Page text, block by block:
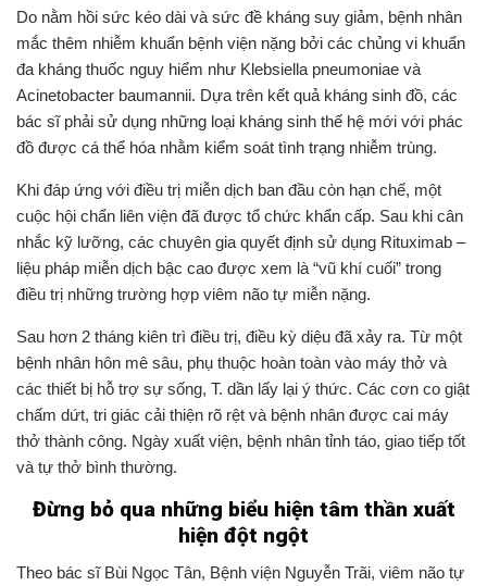
Do nằm hồi sức kéo dài và sức đề kháng suy giảm, bệnh nhân
mắc thêm nhiễm khuẩn bệnh viện nặng bởi các chủng vi khuẩn
đa kháng thuốc nguy hiểm như Klebsiella pneumoniae và
Acinetobacter baumannii. Dựa trên kết quả kháng sinh đồ, các
bác sĩ phải sử dụng những loại kháng sinh thế hệ mới với phác
đồ được cá thể hóa nhằm kiểm soát tình trạng nhiễm trùng.
Khi đáp ứng với điều trị miễn dịch ban đầu còn hạn chế, một
cuộc hội chẩn liên viện đã được tổ chức khẩn cấp. Sau khi cân
nhắc kỹ lưỡng, các chuyên gia quyết định sử dụng Rituximab –
liệu pháp miễn dịch bậc cao được xem là “vũ khí cuối” trong
điều trị những trường hợp viêm não tự miễn nặng.
Sau hơn 2 tháng kiên trì điều trị, điều kỳ diệu đã xảy ra. Từ một
bệnh nhân hôn mê sâu, phụ thuộc hoàn toàn vào máy thở và
các thiết bị hỗ trợ sự sống, T. dần lấy lại ý thức. Các cơn co giật
chấm dứt, tri giác cải thiện rõ rệt và bệnh nhân được cai máy
thở thành công. Ngày xuất viện, bệnh nhân tỉnh táo, giao tiếp tốt
và tự thở bình thường.
Đừng bỏ qua những biểu hiện tâm thần xuất
hiện đột ngột
Theo bác sĩ Bùi Ngọc Tân, Bệnh viện Nguyễn Trãi, viêm não tự